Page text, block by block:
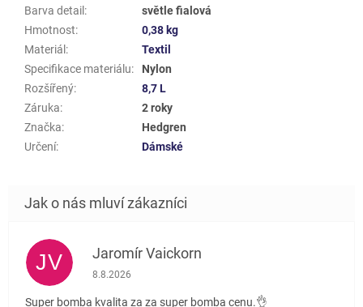
Barva detail :
světle fialová
Hmotnost:
0,38 kg
Materiál :
Textil
Specifikace materiálu:
Nylon
Rozšířený:
8,7 L
Záruka:
2 roky
Značka:
Hedgren
Určení: Dámské
JV Jaromír Vaickorn
Hodnocení obchodu je 5 z 5 hvězdiček.
8.8.2026
Super bomba kvalita za za super bomba cenu.👌